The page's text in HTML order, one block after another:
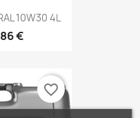
10W30 4L
€
favorite_border